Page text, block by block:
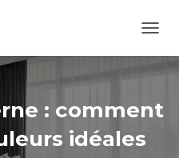
: comment
idéales